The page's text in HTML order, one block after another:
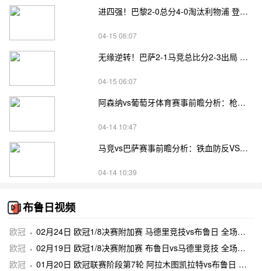
进四强！巴黎2-0总分4-0淘汰利物浦 登贝莱双响埃基蒂克疑似重伤
04-15 06:07
无缘逆转！巴萨2-1马竞总比分2-3出局 费兰传射E·加西亚直红
04-15 06:07
阿森纳vs葡萄牙体育赛事前瞻分析：枪手主场锁晋级VS葡体绝境翻盘
04-14 10:47
马竞vs巴萨赛事前瞻分析：铁血防反VS传控攻坚，逆转悬念拉满
04-14 10:39
布鲁日视频
欧冠
02月24日 欧冠1/8决赛附加赛 马德里竞技vs布鲁日 全场录像及集锦
欧冠
02月19日 欧冠1/8决赛附加赛 布鲁日vs马德里竞技 全场录像及集锦
欧冠
01月20日 欧冠联赛阶段第7轮 阿拉木图凯拉特vs布鲁日 全场录像及集锦